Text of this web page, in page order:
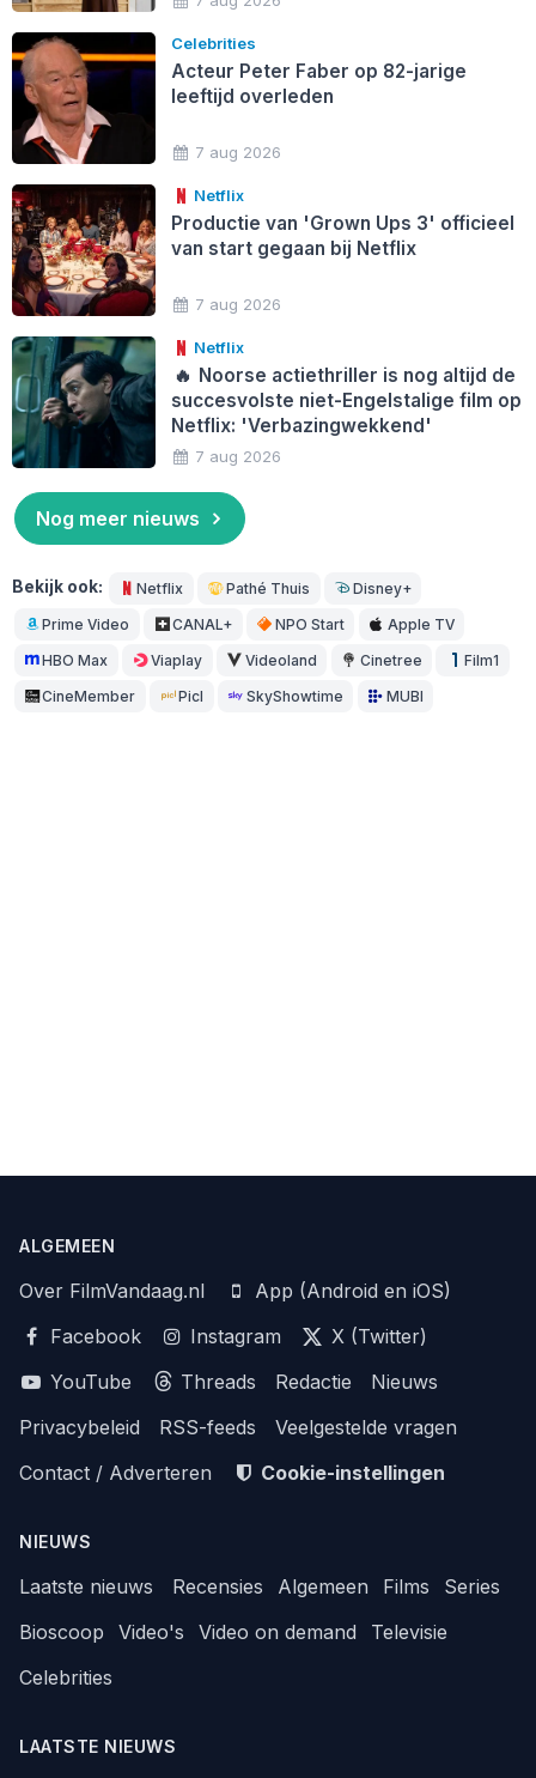
Celebrities
Acteur Peter Faber op 82-jarige
leeftijd overleden
7 aug 2026
Netflix
Productie van 'Grown Ups 3' officieel
van start gegaan bij Netflix
7 aug 2026
Netflix
🔥 Noorse actiethriller is nog altijd de
succesvolste niet-Engelstalige film op
Netflix: 'Verbazingwekkend'
7 aug 2026
Nog meer nieuws
Bekijk ook: Netflix Pathé Thuis Disney+
Prime Video CANAL+ NPO Start Apple TV
HBO Max Viaplay Videoland Cinetree Film1
CineMember Picl SkyShowtime MUBI
ALGEMEEN
Over FilmVandaag.nl
App (Android en iOS)
Facebook
Instagram
X (Twitter)
YouTube
Threads Redactie
Nieuws
Privacybeleid
RSS-feeds
Veelgestelde vragen
Contact / Adverteren
Cookie-instellingen
NIEUWS
Laatste nieuws Recensies Algemeen Films
Series
Bioscoop
Video's Video on demand
Televisie
Celebrities
LAATSTE NIEUWS